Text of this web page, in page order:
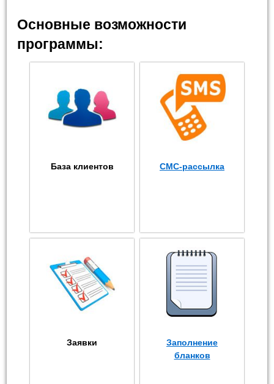
Основные возможности
программы:
База клиентов СМС-рассылка
Заявки
Заполнение
бланков